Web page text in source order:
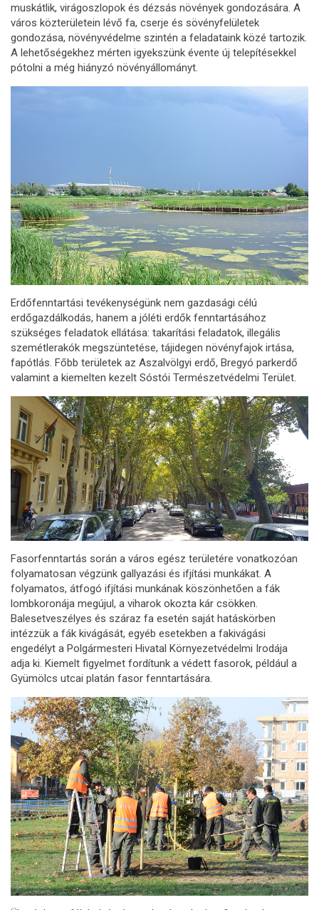
muskátlik, virágoszlopok és dézsás növények gondozására. A
város közterületein lévő fa, cserje és sövényfelületek
gondozása, növényvédelme szintén a feladataink közé tartozik.
A lehetőségekhez mérten igyekszünk évente új telepítésekkel
pótolni a még hiányzó növényállományt.
Erdőfenntartási tevékenységünk nem gazdasági célú
erdőgazdálkodás, hanem a jóléti erdők fenntartásához
szükséges feladatok ellátása: takarítási feladatok, illegális
szemétlerakók megszüntetése, tájidegen növényfajok irtása,
fapótlás. Főbb területek az Aszalvölgyi erdő, Bregyó parkerdő
valamint a kiemelten kezelt Sóstói Természetvédelmi Terület.
Fasorfenntartás során a város egész területére vonatkozóan
folyamatosan végzünk gallyazási és ifjítási munkákat. A
folyamatos, átfogó ifjítási munkának köszönhetően a fák
lombkoronája megújul, a viharok okozta kár csökken.
Balesetveszélyes és száraz fa esetén saját hatáskörben
intézzük a fák kivágását, egyéb esetekben a fakivágási
engedélyt a Polgármesteri Hivatal Környezetvédelmi Irodája
adja ki. Kiemelt figyelmet fordítunk a védett fasorok, például a
Gyümölcs utcai platán fasor fenntartására.